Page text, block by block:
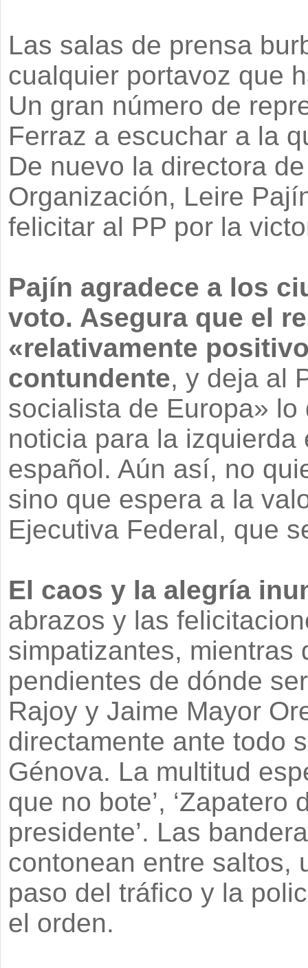
Las salas de prensa
cualquier portavoz que
Un gran número de
Ferraz a escuchar a la
De nuevo la directora
Organización, Leire
felicitar al PP por la
Pajín agradece a los
voto. Asegura que el
«relativamente
contundente, y deja al
socialista de Europa»
noticia para la
español. Aún así, no
sino que espera a la
Ejecutiva Federal, que
El caos y la alegría
abrazos y las
simpatizantes, mientras
pendientes de dónde
Rajoy y Jaime Mayor
directamente ante todo
Génova. La multitud
que no bote’, ‘Zapatero
presidente’. Las
contonean entre saltos,
paso del tráfico y la
el orden.